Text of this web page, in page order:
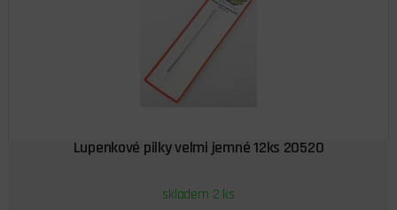
Lupenkové pilky velmi jemné 12ks 20520
skladem 2 ks